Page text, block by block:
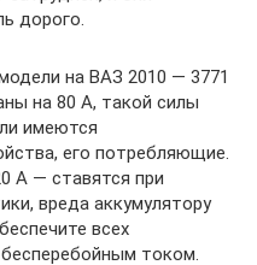
дорого.
на ВАЗ 2010 — 3771
на 80 А, такой силы
имеются
его потребляющие.
А — ставятся при
вреда аккумулятору
всех
током.